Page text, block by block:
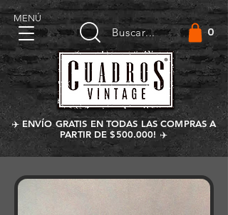
Buscar...
MENÚ
0
✈️ ENVÍO GRATIS EN TODAS LAS COMPRAS A
PARTIR DE $500.000! ✈️